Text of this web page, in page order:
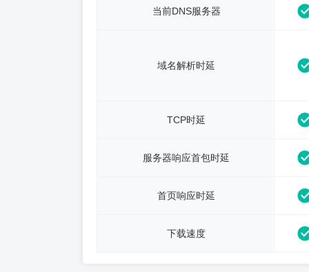
当前DNS服务器
域名解析时延
TCP时延
服务器响应首包时延
首页响应时延
下载速度